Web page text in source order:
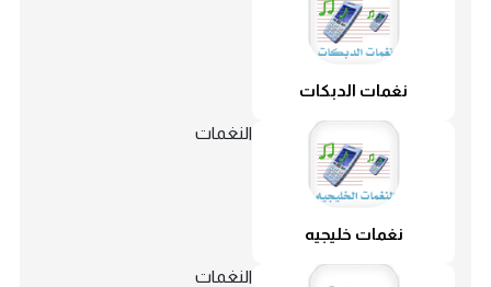
نغمات الدبكات
نغمات خليجيه
النغمات
النغمات